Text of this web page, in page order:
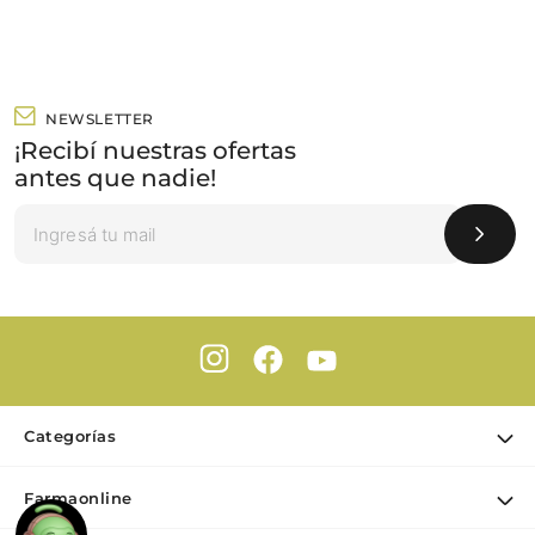
NEWSLETTER
¡Recibí nuestras ofertas
antes que nadie!
Categorías
Cuidado Personal
Farmaonline